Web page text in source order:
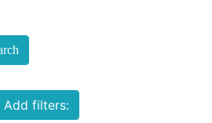
Add filters: